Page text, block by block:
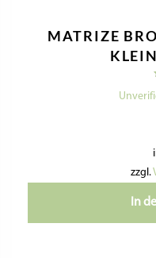
MATRIZE
zzgl.
In